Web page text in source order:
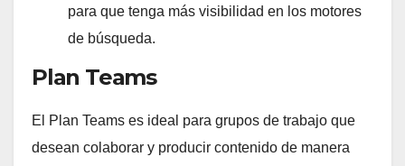
para que tenga más visibilidad en los motores
de búsqueda.
Plan Teams
El Plan Teams es ideal para grupos de trabajo que
desean colaborar y producir contenido de manera